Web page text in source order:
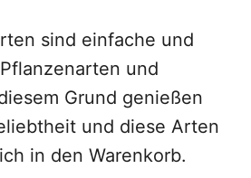
sind einfache und
und
Grund genießen
und diese Arten
in den Warenkorb.